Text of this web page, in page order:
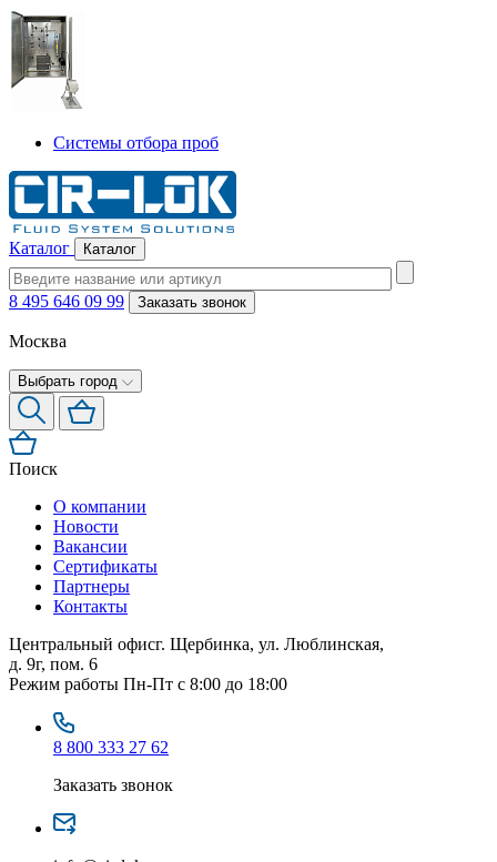
Системы отбора проб
Каталог Каталог
8 495 646 09 99 Заказать звонок
Москва
Выбрать город
Поиск
О компании
Новости
Вакансии
Сертификаты
Партнеры
Контакты
Центральный офисг. Щербинка, ул. Люблинская,
д. 9г, пом. 6
Режим работы Пн-Пт с 8:00 до 18:00
8 800 333 27 62
Заказать звонок